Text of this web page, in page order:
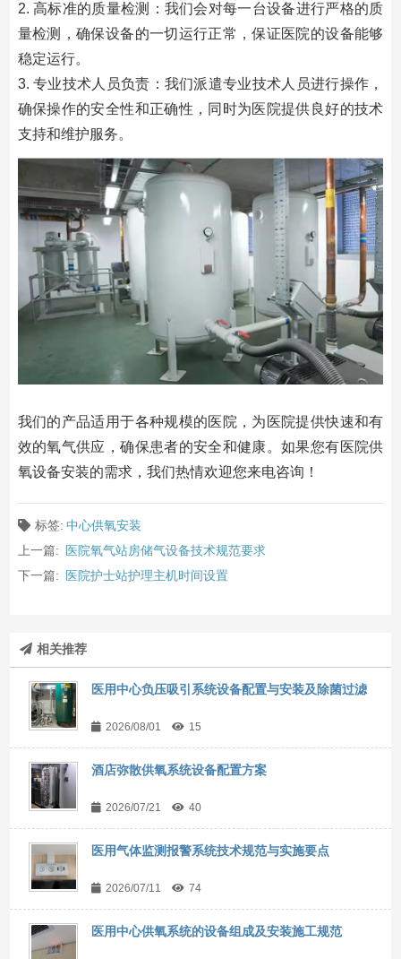
2. 高标准的质量检测：我们会对每一台设备进行严格的质
量检测，确保设备的一切运行正常，保证医院的设备能够
稳定运行。
3. 专业技术人员负责：我们派遣专业技术人员进行操作，
确保操作的安全性和正确性，同时为医院提供良好的技术
支持和维护服务。
我们的产品适用于各种规模的医院，为医院提供快速和有
效的氧气供应，确保患者的安全和健康。如果您有医院供
氧设备安装的需求，我们热情欢迎您来电咨询！
标签: 中心供氧安装
上一篇:
医院氧气站房储气设备技术规范要求
下一篇:
医院护士站护理主机时间设置
相关推荐
医用中心负压吸引系统设备配置与安装及除菌过滤
2026/08/01 15
酒店弥散供氧系统设备配置方案
2026/07/21 40
医用气体监测报警系统技术规范与实施要点
2026/07/11 74
医用中心供氧系统的设备组成及安装施工规范